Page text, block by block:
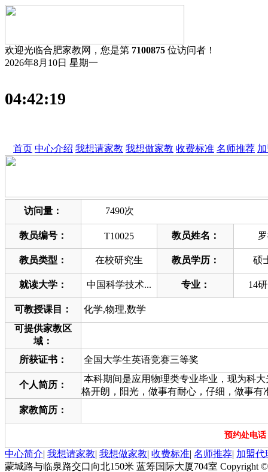
欢迎光临合肥家教网，您是第 7100875 位访问者！
2026年8月10日 星期一
04:42:19
首页 中心介绍 我想请家教 我想做家教 收费标准 名师推荐
访问量： 7490次
教员编号： T10025 教员姓名：
教员类型： 在校研究生 教员学历： 硕
就读大学： 中国科学技术... 专业： 14
可教授课目：
化学,物理,数学
可提供家教区
域：
所获证书：
全国大学生英语竞赛三等奖
个人简历：
本科期间是应用物理类专业毕业，现为科
格开朗，阳光，做事有耐心，仔细，做事
家教简历：
预约处电话
中心简介| 我想请家教| 我想做家教| 收费标准| 名师推荐| 加盟代
蒙城路与临泉路交口向北150米 蓝筹国际大厦704室 Copyright